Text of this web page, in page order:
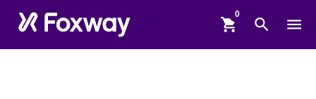
shopping_cart search menu